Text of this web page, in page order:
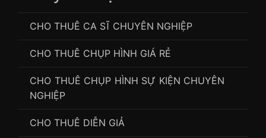
CHO THUÊ CA SĨ CHUYÊN NGHIỆP
CHO THUÊ CHỤP HÌNH GIÁ RẺ
CHO THUÊ CHỤP HÌNH SỰ KIỆN CHUYÊN
NGHIỆP
CHO THUÊ DIỄN GIẢ